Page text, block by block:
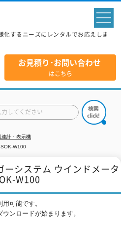
化するニーズにレンタルでお応えしま
お見積り･お問い合わせ
はこちら
速計・表示機
W100
ーシステム ウインドメータ
W100
可能です。
ンロードが始まります。